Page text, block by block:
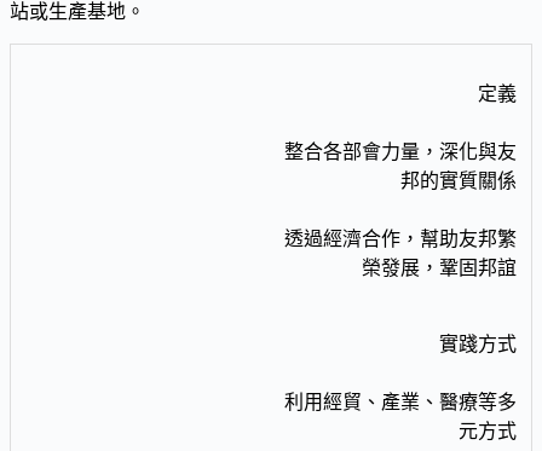
站或生產基地。
定義
整合各部會力量，深化與友
邦的實質關係
透過經濟合作，幫助友邦繁
榮發展，鞏固邦誼
實踐方式
利用經貿、產業、醫療等多
元方式